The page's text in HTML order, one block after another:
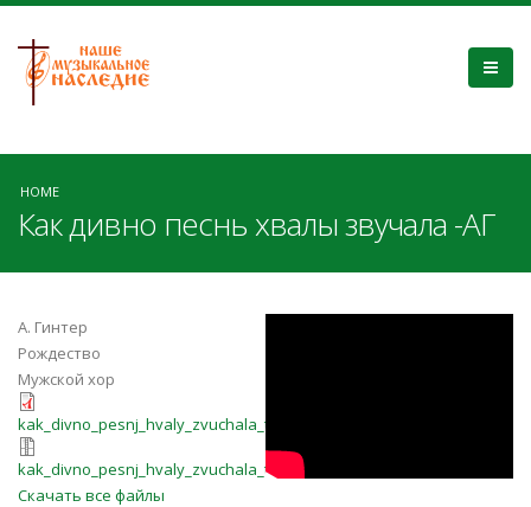
HOME
Как дивно песнь хвалы звучала -АГ
А. Гинтер
Рождество
Мужской хор
kak_divno_pesnj_hvaly_zvuchala_ttbb.pdf
kak_divno_pesnj_hvaly_zvuchala_ttbb.7z
Скачать все файлы